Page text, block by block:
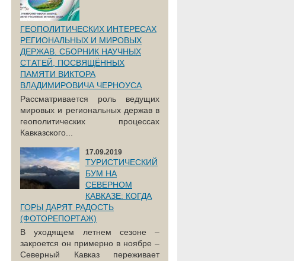
ГЕОПОЛИТИЧЕСКИХ ИНТЕРЕСАХ
РЕГИОНАЛЬНЫХ И МИРОВЫХ
ДЕРЖАВ. СБОРНИК НАУЧНЫХ
СТАТЕЙ, ПОСВЯЩЁННЫХ
ПАМЯТИ ВИКТОРА
ВЛАДИМИРОВИЧА ЧЕРНОУСА
Рассматривается роль ведущих
мировых и региональных держав в
геополитических процессах
Кавказского...
17.09.2019
ТУРИСТИЧЕСКИЙ
БУМ НА
СЕВЕРНОМ
КАВКАЗЕ: КОГДА
ГОРЫ ДАРЯТ РАДОСТЬ
(ФОТОРЕПОРТАЖ)
В уходящем летнем сезоне –
закроется он примерно в ноябре –
Северный Кавказ переживает